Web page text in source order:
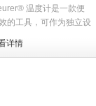
温度计是一款便
的工具，可作为独立设
精准的体温读数。非常适
详情